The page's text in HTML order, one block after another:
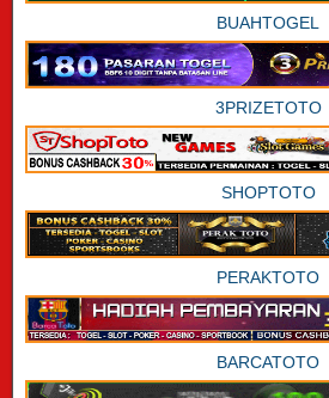
BUAHTOGEL
3PRIZETOTO
SHOPTOTO
PERAKTOTO
BARCATOTO